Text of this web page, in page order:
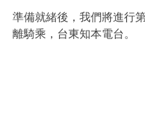
準備就緒後，我們將進行
離騎乘，台東知本電台。